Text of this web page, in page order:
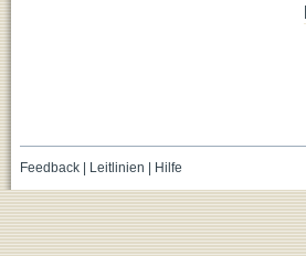
Feedback| Leitlinien Hilfe